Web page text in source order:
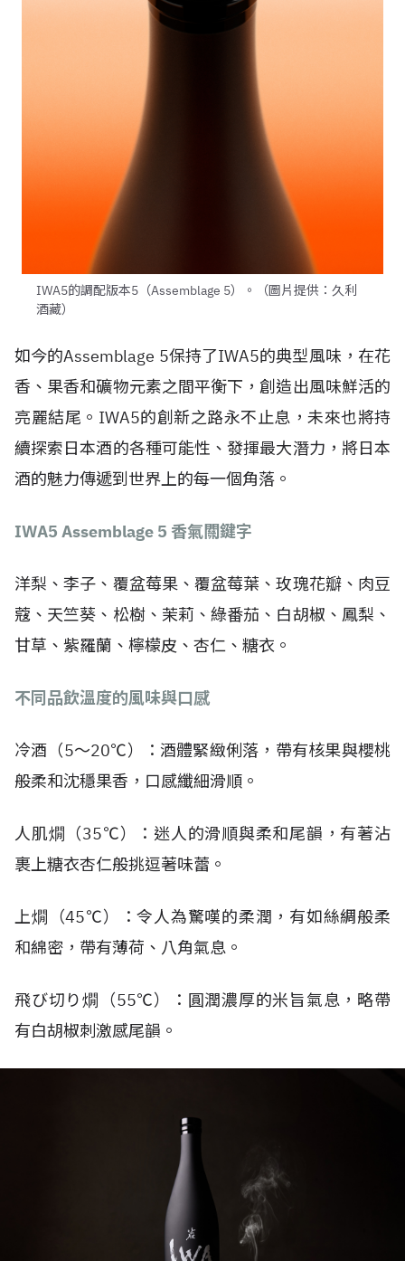
IWA5的調配版本5（Assemblage 5）。（圖片提供：久利
酒藏）
如今的Assemblage 5保持了IWA5的典型風味，在花
香、果香和礦物元素之間平衡下，創造出風味鮮活的
亮麗結尾。IWA5的創新之路永不止息，未來也將持
續探索日本酒的各種可能性、發揮最大潛力，將日本
酒的魅力傳遞到世界上的每一個角落。
IWA5 Assemblage 5 香氣關鍵字
洋梨、李子、覆盆莓果、覆盆莓葉、玫瑰花瓣、肉豆
蔻、天竺葵、松樹、茉莉、綠番茄、白胡椒、鳳梨、
甘草、紫羅蘭、檸檬皮、杏仁、糖衣。
不同品飲溫度的風味與口感
冷酒（5～20℃）：酒體緊緻俐落，帶有核果與櫻桃
般柔和沈穩果香，口感纖細滑順。
人肌燗（35℃）：迷人的滑順與柔和尾韻，有著沾
裹上糖衣杏仁般挑逗著味蕾。
上燗（45℃）：令人為驚嘆的柔潤，有如絲綢般柔
和綿密，帶有薄荷、八角氣息。
飛び切り燗（55℃）：圓潤濃厚的米旨氣息，略帶
有白胡椒刺激感尾韻。